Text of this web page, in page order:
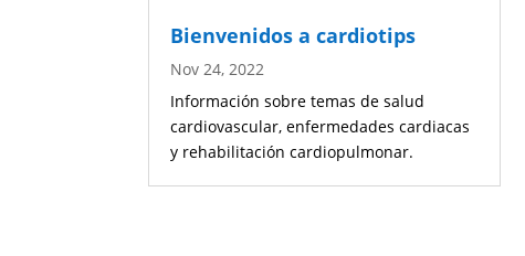
Bienvenidos a cardiotips
Nov 24, 2022
Información sobre temas de salud
cardiovascular, enfermedades cardiacas
y rehabilitación cardiopulmonar.